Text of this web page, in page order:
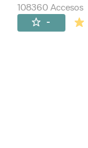
108360 Accesos
-